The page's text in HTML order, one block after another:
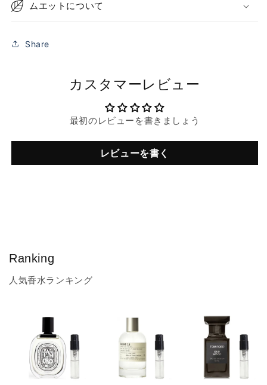
ムエットについて
Share
カスタマーレビュー
最初のレビューを書きましょう
レビューを書く
Ranking
人気香水ランキング